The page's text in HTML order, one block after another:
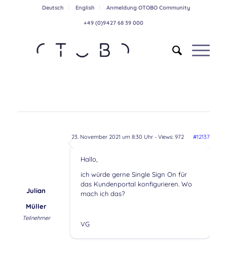
Deutsch English Anmeldung OTOBO Community
+49 (0)9427 68 39 000
23. November 2021 um 8:30 Uhr- Views: 972 #12137
Julian
Müller
Teilnehmer
Hallo,
ich würde gerne Single Sign On für
das Kundenportal konfigurieren. Wo
mach ich das?
VG